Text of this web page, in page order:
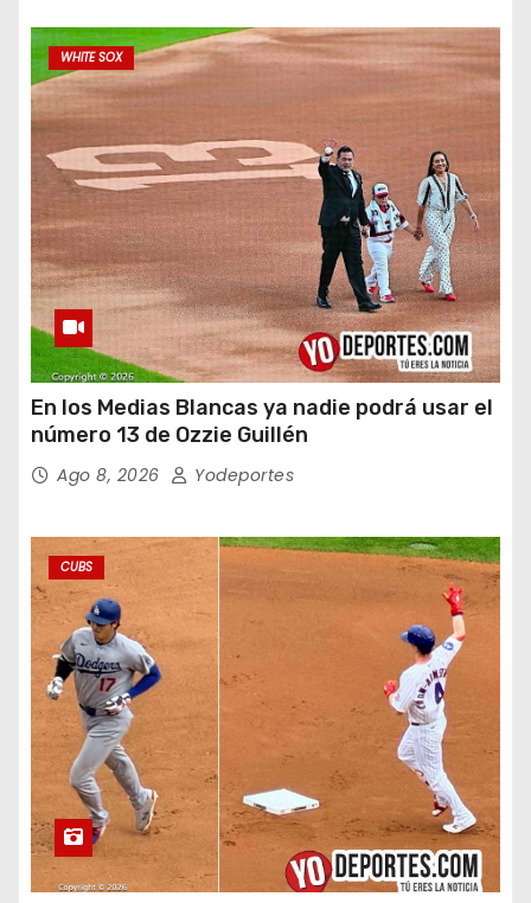
WHITE SOX
En los Medias Blancas ya nadie podrá usar el
número 13 de Ozzie Guillén
Ago 8, 2026 Yodeportes
CUBS